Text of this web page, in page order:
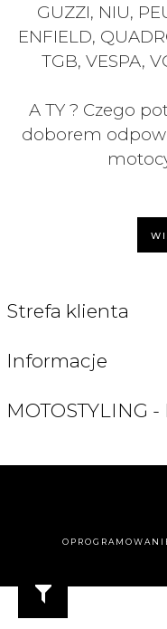
GUZZI, NIU,
ENFIELD,
TGB, VESPA,
A TY ? Czego
doborem
Strefa klienta
Informacje
MOTOSTYLING